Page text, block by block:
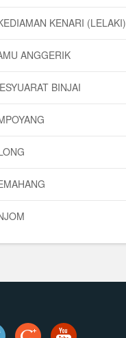
KENARI (LELAKI)
ANGGERIK
BINJAI